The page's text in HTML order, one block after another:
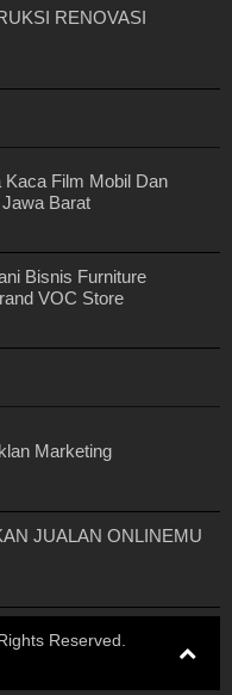
RENOVASI
Film Mobil Dan
Barat
Bisnis Furniture
VOC Store
Marketing
JUALAN ONLINEMU
Reserved.